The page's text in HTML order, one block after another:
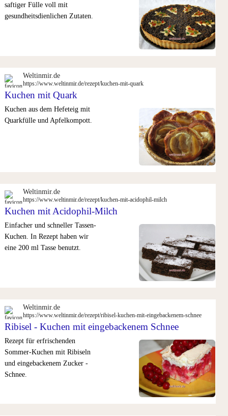
saftiger Fülle voll mit
gesundheitsdienlichen Zutaten.
Weltinmir.de
https://www.weltinmir.de/rezept/kuchen-mit-quark
Kuchen mit Quark
Kuchen aus dem Hefeteig mit
Quarkfülle und Apfelkompott.
Weltinmir.de
https://www.weltinmir.de/rezept/kuchen-mit-acidophil-milch
Kuchen mit Acidophil-Milch
Einfacher und schneller Tassen-
Kuchen. In Rezept haben wir
eine 200 ml Tasse benutzt.
Weltinmir.de
https://www.weltinmir.de/rezept/ribisel-kuchen-mit-eingebackenem-schnee
Ribisel - Kuchen mit eingebackenem Schnee
Rezept für erfrischenden
Sommer-Kuchen mit Ribiseln
und eingebackenem Zucker -
Schnee.